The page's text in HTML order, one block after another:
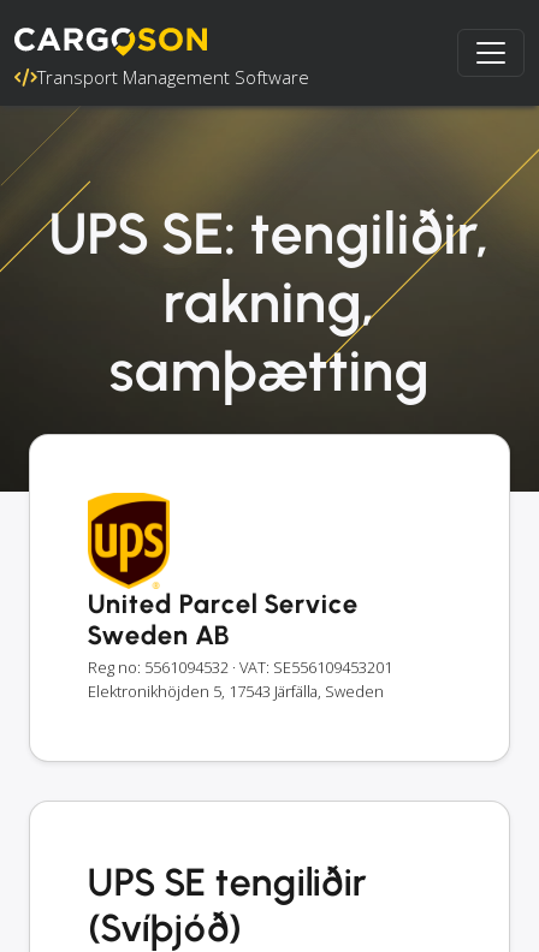
Transport Management Software
UPS SE: tengiliðir,
rakning,
samþætting
United Parcel Service
Sweden AB
Reg no: 5561094532 · VAT: SE556109453201
Elektronikhöjden 5, 17543 Järfälla, Sweden
UPS SE tengiliðir
(Svíþjóð)